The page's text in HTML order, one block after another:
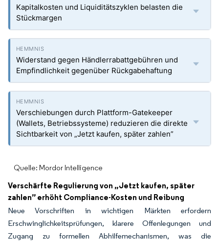
Kapitalkosten und Liquiditätszyklen belasten die
Stückmargen
Widerstand gegen Händlerrabattgebühren und
Empfindlichkeit gegenüber Rückgabehaftung
Verschiebungen durch Plattform-Gatekeeper
(Wallets, Betriebssysteme) reduzieren die direkte
Sichtbarkeit von „Jetzt kaufen, später zahlen”
Quelle: Mordor Intelligence
Verschärfte Regulierung von „Jetzt kaufen, später
zahlen” erhöht Compliance-Kosten und Reibung
Neue Vorschriften in wichtigen Märkten erfordern
Erschwinglichkeitsprüfungen, klarere Offenlegungen und
Zugang zu formellen Abhilfemechanismen, was die